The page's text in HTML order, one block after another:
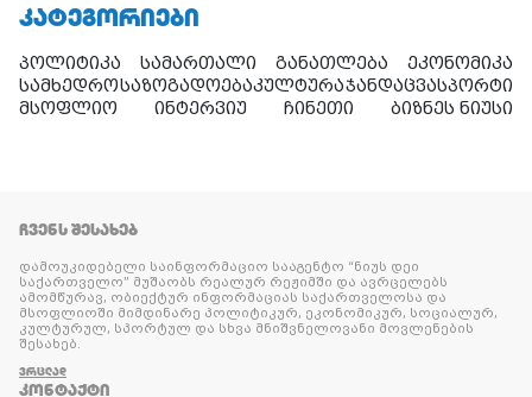
ᲙᲐᲢᲔᲒᲝᲠᲘᲔᲑᲘ
პოლიტიკა სამართალი განათლება
ეკონომიკა
სამხედროსაზოგადოებაკულტურაჯანდაცვასპორტი
მსოფლიო
ინტერვიუ ჩინეთი ბიზნეს ნიუსი
ᲩᲕᲔᲜᲡ ᲨᲔᲡᲐᲮᲔᲑ
დამოუკიდებელი საინფორმაციო სააგენტო “ნიუს დეი
საქართველო” მუშაობს რეალურ რეჟიმში და ავრცელებს
ამომწურავ, ობიექტურ ინფორმაციას საქართველოსა და
მსოფლიოში მიმდინარე პოლიტიკურ, ეკონომიკურ, სოციალურ,
კულტურულ, სპორტულ და სხვა მნიშვნელოვანი მოვლენების
შესახებ.
ᲕᲠᲪᲚᲐᲓ
ᲙᲝᲜᲢᲐᲥᲢᲘ